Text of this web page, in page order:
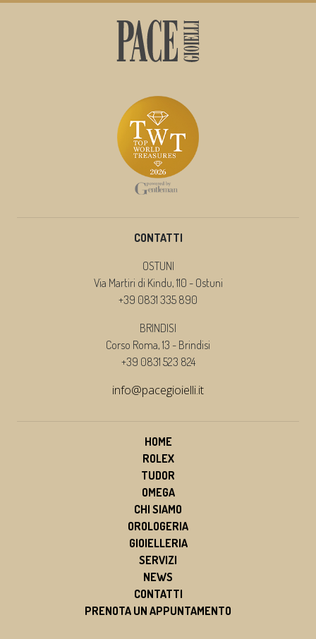
CONTATTI
OSTUNI
Via Martiri di Kindu, 110 - Ostuni
+39 0831 335 890
BRINDISI
Corso Roma, 13 - Brindisi
+39 0831 523 824
info@pacegioielli.it
HOME
ROLEX
TUDOR
OMEGA
CHI SIAMO
OROLOGERIA
GIOIELLERIA
SERVIZI
NEWS
CONTATTI
PRENOTA UN APPUNTAMENTO